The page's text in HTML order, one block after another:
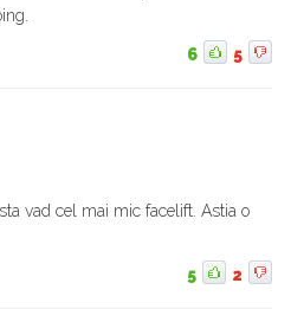
6 5
vad cel mai mic facelift. Astia o
5 2